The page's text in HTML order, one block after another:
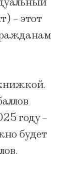
– этот
году –
будет